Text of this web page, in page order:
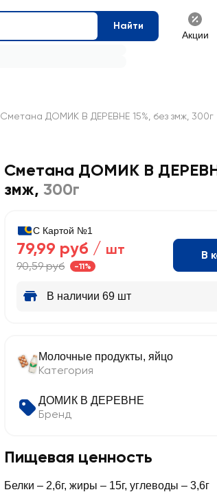
Найти
Акции
Сметана ДОМИК В ДЕРЕВНЕ 15%, без змж, 300г
Сметана ДОМИК В
змж, 300г
С Картой №1
79,99 руб / шт
90,59 руб -11%
В
В наличии 69 шт
Молочные продукты, яйцо
Категория
ДОМИК В ДЕРЕВНЕ
Бренд
Пищевая ценность
Белки – 2,6г, жиры – 15г, углеводы – 3,6г